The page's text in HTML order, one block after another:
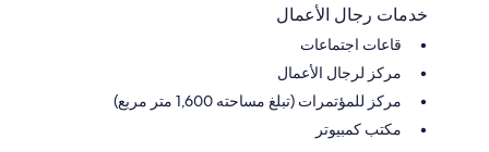
خدمات رجال الأعمال
قاعات اجتماعات
مركز لرجال الأعمال
مركز للمؤتمرات (تبلغ مساحته 1,600 متر مربع)
مكتب كمبيوتر